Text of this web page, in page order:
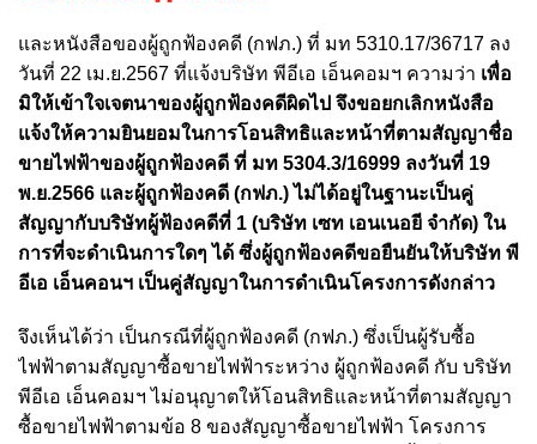
และหนังสือของผู้ถูกฟ้องคดี (กฟภ.) ที่ มท 5310.17/36717 ลง
วันที่ 22 เม.ย.2567 ที่แจ้งบริษัท พีอีเอ เอ็นคอมฯ ความว่า เพื่อ
มิให้เข้าใจเจตนาของผู้ถูกฟ้องคดีผิดไป จึงขอยกเลิกหนังสือ
แจ้งให้ความยินยอมในการโอนสิทธิและหน้าที่ตามสัญญาชื่อ
ขายไฟฟ้าของผู้ถูกฟ้องคดี ที่ มท 5304.3/16999 ลงวันที่ 19
พ.ย.2566 และผู้ถูกฟ้องคดี (กฟภ.) ไม่ได้อยู่ในฐานะเป็นคู่
สัญญากับบริษัทผู้ฟ้องคดีที่ 1 (บริษัท เซท เอนเนอยี จำกัด) ใน
การที่จะดำเนินการใดๆ ได้ ซึ่งผู้ถูกฟ้องคดีขอยืนยันให้บริษัท พี
อีเอ เอ็นคอนฯ เป็นคู่สัญญาในการดำเนินโครงการดังกล่าว
จึงเห็นได้ว่า เป็นกรณีที่ผู้ถูกฟ้องคดี (กฟภ.) ซึ่งเป็นผู้รับซื้อ
ไฟฟ้าตามสัญญาซื้อขายไฟฟ้าระหว่าง ผู้ถูกฟ้องคดี กับ บริษัท
พีอีเอ เอ็นคอมฯไม่อนุญาตให้โอนสิทธิและหน้าที่ตามสัญญา
ซื้อขายไฟฟ้าตามข้อ 8 ของสัญญาซื้อขายไฟฟ้า โครงการ